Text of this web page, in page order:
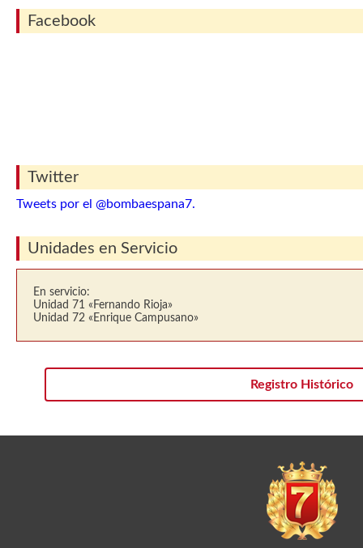
Facebook
Twitter
Tweets por el @bombaespana7.
Unidades en Servicio
En servicio:
Unidad 71 «Fernando Rioja»
Unidad 72 «Enrique Campusano»
Registro Histórico